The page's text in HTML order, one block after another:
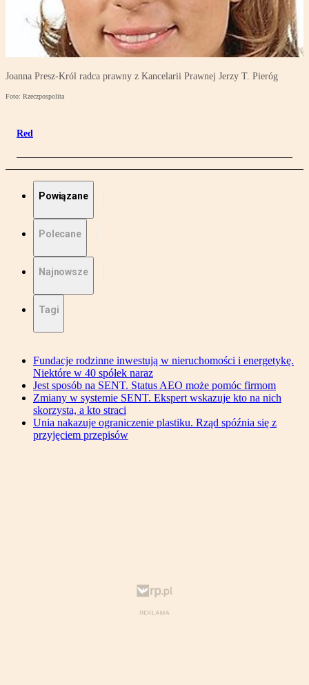
Joanna Presz-Król radca prawny z Kancelarii Prawnej Jerzy T. Pieróg
Foto: Rzeczpospolita
Red
Powiązane
Polecane
Najnowsze
Tagi
Fundacje rodzinne inwestują w nieruchomości i energetykę.
Niektóre w 40 spółek naraz
Jest sposób na SENT. Status AEO może pomóc firmom
Zmiany w systemie SENT. Ekspert wskazuje kto na nich
skorzysta, a kto straci
Unia nakazuje ograniczenie plastiku. Rząd spóźnia się z
przyjęciem przepisów